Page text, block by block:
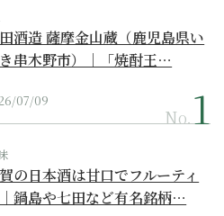
酒造 薩摩金山蔵（鹿児島県い
串木野市）｜「焼酎王…
07/09
No.
の日本酒は甘口でフルーティ
鍋島や七田など有名銘柄…